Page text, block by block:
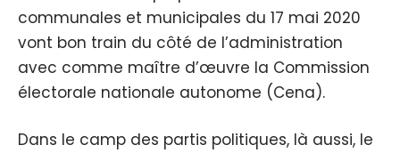
communales et municipales du 17 mai 2020
vont bon train du côté de l’administration
avec comme maître d’œuvre la Commission
électorale nationale autonome (Cena).
Dans le camp des partis politiques, là aussi, le